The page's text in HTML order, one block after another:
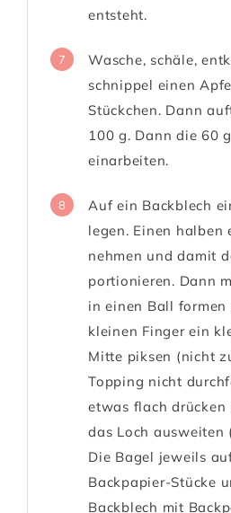
entsteht.
7
Wasche, schäle,
schnippel einen
Stückchen. Dann
100 g. Dann die 60
einarbeiten.
8
Auf ein Backblech
legen. Einen halben
nehmen und damit
portionieren. Dann
in einen Ball formen
kleinen Finger ein
Mitte piksen (nicht
Topping nicht
etwas flach drücken
das Loch
Die Bagel jeweils
Backpapier-Stücke
Backblech mit